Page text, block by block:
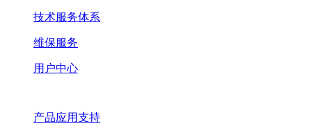
技术服务体系
维保服务
用户中心
产品应用支持